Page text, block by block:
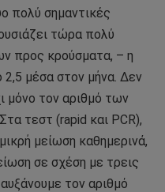
πολύ σημαντικές
τώρα πολύ
προς κρούσματα, – η
μέσα στον μήνα. Δεν
μόνο τον αριθμό των
τεστ (rapid και PCR),
μείωση καθημερινά,
σε σχέση με τρεις
τον αριθμό